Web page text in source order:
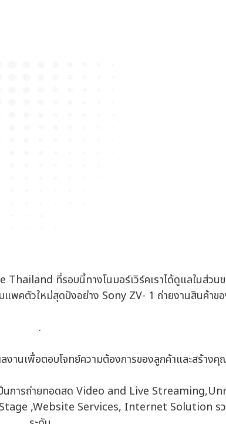
ที่รอบนี้ทางโนมอร์เวิร์คเราได้ดูแลในส่วน
พคตัวใหม่สุดปังอย่าง Sony ZV- 1 ถ่ายงานสินค้าข
.
านเพื่อตอบโจทย์ความต้องการของลูกค้าและสร้าง
ป็นการถ่ายทอดสด Video and Live
,Website Services, Internet Solution ร